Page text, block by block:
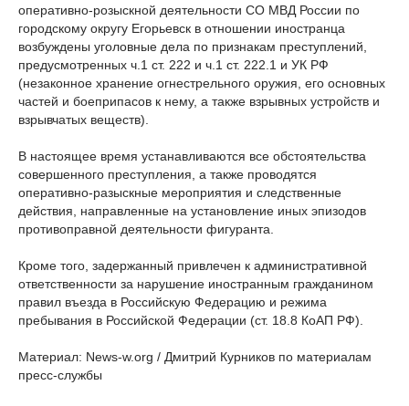
оперативно-розыскной деятельности СО МВД России по
городскому округу Егорьевск в отношении иностранца
возбуждены уголовные дела по признакам преступлений,
предусмотренных ч.1 ст. 222 и ч.1 ст. 222.1 и УК РФ
(незаконное хранение огнестрельного оружия, его основных
частей и боеприпасов к нему, а также взрывных устройств и
взрывчатых веществ).
В настоящее время устанавливаются все обстоятельства
совершенного преступления, а также проводятся
оперативно-разыскные мероприятия и следственные
действия, направленные на установление иных эпизодов
противоправной деятельности фигуранта.
Кроме того, задержанный привлечен к административной
ответственности за нарушение иностранным гражданином
правил въезда в Российскую Федерацию и режима
пребывания в Российской Федерации (ст. 18.8 КоАП РФ).
Материал: News-w.org / Дмитрий Курников по материалам
пресс-службы